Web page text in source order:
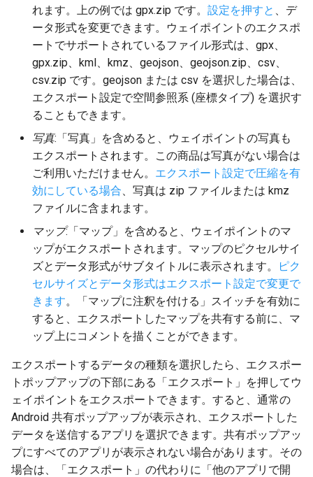
れます。上の例では gpx.zip です。 設定を押すと 、デ
ータ形式を変更できます。ウェイポイントのエクスポ
ートでサポートされているファイル形式は、gpx、
gpx.zip、kml、kmz、geojson、geojson.zip、csv、
csv.zip です。geojson または csv を選択した場合は、
エクスポート設定で空間参照系 (座標タイプ) を選択す
ることもできます。
写真:「写真」を含めると、ウェイポイントの写真も
エクスポートされます。この商品は写真がない場合は
ご利用いただけません。 エクスポート設定で圧縮を有
効にしている場合、写真は zip ファイルまたは kmz
ファイルに含まれます。
マップ:「マップ」を含めると、ウェイポイントのマ
ップがエクスポートされます。マップのピクセルサイ
ズとデータ形式がサブタイトルに表示されます。
ピク
セルサイズとデータ形式はエクスポート設定で変更で
きます。「マップに注釈を付ける」スイッチを有効に
すると、エクスポートしたマップを共有する前に、マ
ップ上にコメントを描くことができます。
エクスポートするデータの種類を選択したら、エクスポー
トポップアップの下部にある「エクスポート」を押してウ
ェイポイントをエクスポートできます。すると、通常の
Android 共有ポップアップが表示され、エクスポートした
データを送信するアプリを選択できます。共有ポップアッ
プにすべてのアプリが表示されない場合があります。その
場合は、「エクスポート」の代わりに「他のアプリで開